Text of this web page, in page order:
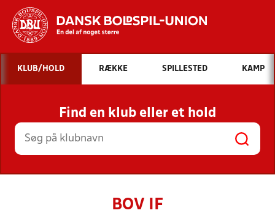
Hvad vil du søge efter?
INDHOLD OG NYHEDER
STILLINGER, RESULTATER, KLUBBER OG
HOLD
KLUB/HOLD RÆKKE SPILLESTED KAMP
Find en klub eller et hold
BOV IF